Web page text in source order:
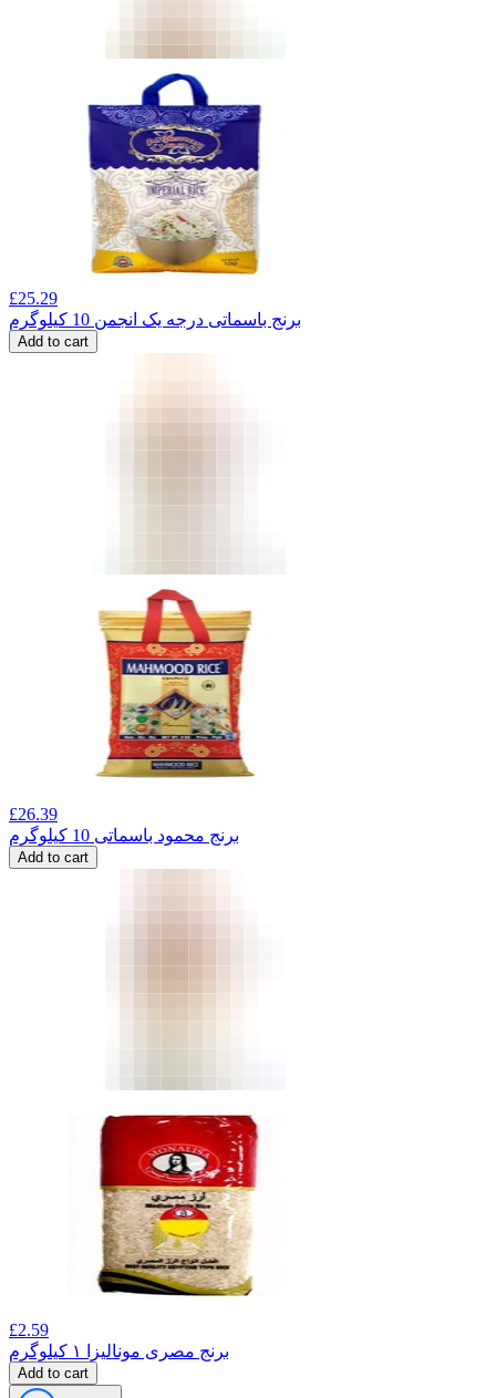
£25.29
برنج باسماتی درجه یک انجمن 10 کیلوگرم
Add to cart
£26.39
برنج محمود باسماتی 10 کیلوگرم
Add to cart
£2.59
برنج مصری مونالیزا ۱ کیلوگرم
Add to cart